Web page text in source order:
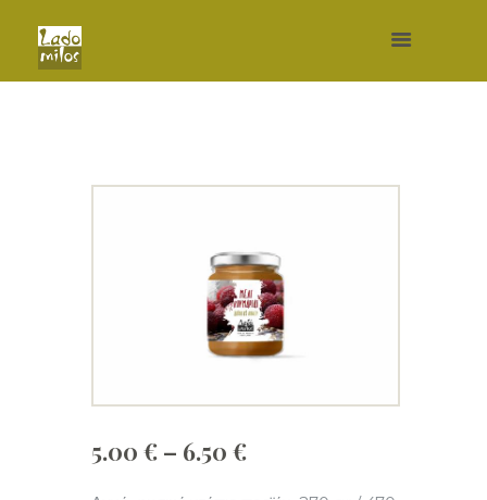
5.00 € – 6.50 €Price